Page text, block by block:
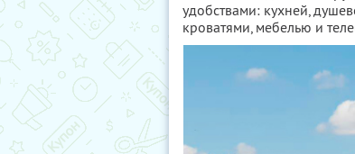
удобствами: кухней,
кроватями, мебелью и